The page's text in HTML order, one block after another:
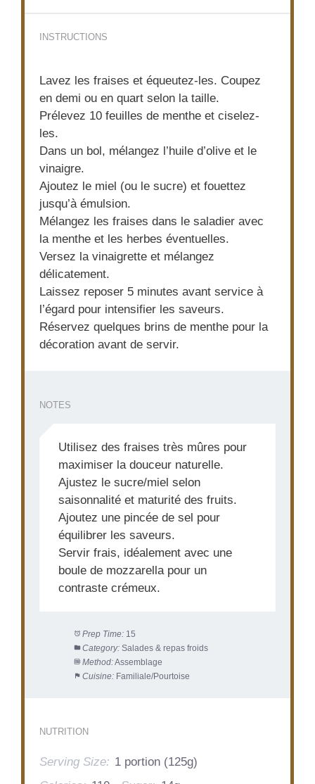
INSTRUCTIONS
Lavez les fraises et équeutez-les. Coupez
en demi ou en quart selon la taille.
Prélevez 10 feuilles de menthe et ciselez-
les.
Dans un bol, mélangez l’huile d’olive et le
vinaigre.
Ajoutez le miel (ou le sucre) et fouettez
jusqu’à émulsion.
Mélangez les fraises dans le saladier avec
la menthe et les herbes éventuelles.
Versez la vinaigrette et mélangez
délicatement.
Laissez reposer 5 minutes avant service à
l’égard pour intensifier les saveurs.
Réservez quelques brins de menthe pour la
décoration avant de servir.
NOTES
Utilisez des fraises très mûres pour
maximiser la douceur naturelle.
Ajustez le sucre/miel selon
saisonnalité et maturité des fruits.
Ajoutez une pincée de sel pour
équilibrer les saveurs.
Servir frais, idéalement avec une
boule de mozzarella pour un
contraste crémeux.
Prep Time: 15
Category: Salades & repas froids
Method:Assemblage
Cuisine: Familiale/Pourtoise
NUTRITION
Serving Size: 1 portion (125g)